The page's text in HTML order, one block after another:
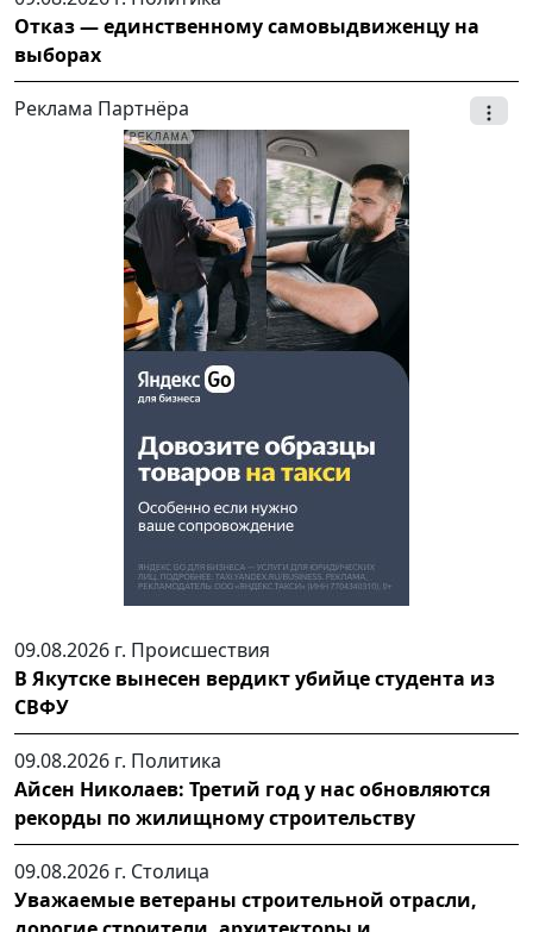
Отказ — единственному самовыдвиженцу на
выборах
Реклама Партнёра
09.08.2026 г. Происшествия
В Якутске вынесен вердикт убийце студента из
СВФУ
09.08.2026 г. Политика
Айсен Николаев: Третий год у нас обновляются
рекорды по жилищному строительству
09.08.2026 г. Столица
Уважаемые ветераны строительной отрасли,